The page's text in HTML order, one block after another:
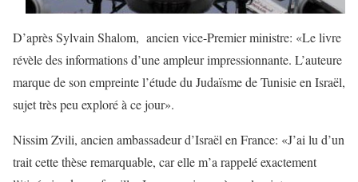
D’après Sylvain Shalom, ancien vice-Premier ministre: «Le livre
révèle des informations d’une ampleur impressionnante. L’auteure
marque de son empreinte l’étude du Judaïsme de Tunisie en Israël,
sujet très peu exploré à ce jour».
Nissim Zvili, ancien ambassadeur d’Israël en France: «J’ai lu d’un
trait cette thèse remarquable, car elle m’a rappelé exactement